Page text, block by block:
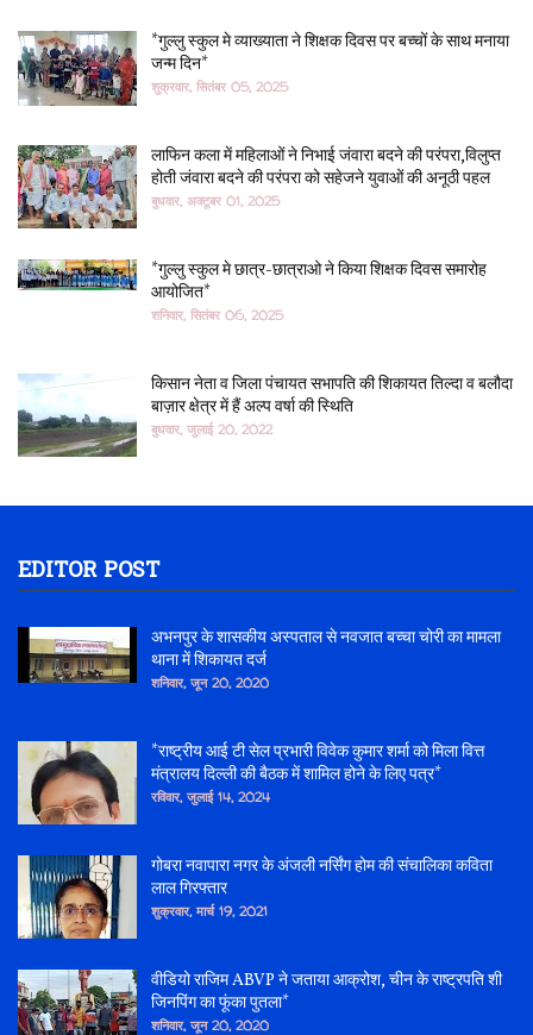
*गुल्लु स्कुल मे व्याख्याता ने शिक्षक दिवस पर बच्चों के साथ मनाया
जन्म दिन*
शुक्रवार, सितंबर 05, 2025
लाफिन कला में महिलाओं ने निभाई जंवारा बदने की परंपरा,विलुप्त
होती जंवारा बदने की परंपरा को सहेजने युवाओं की अनूठी पहल
बुधवार, अक्टूबर 01, 2025
*गुल्लु स्कुल मे छात्र-छात्राओ ने किया शिक्षक दिवस समारोह
आयोजित*
शनिवार, सितंबर 06, 2025
किसान नेता व जिला पंचायत सभापति की शिकायत तिल्दा व बलौदा
बाज़ार क्षेत्र में हैं अल्प वर्षा की स्थिति
बुधवार, जुलाई 20, 2022
EDITOR POST
अभनपुर के शासकीय अस्पताल से नवजात बच्चा चोरी का मामला
थाना में शिकायत दर्ज
शनिवार, जून 20, 2020
*राष्ट्रीय आई टी सेल प्रभारी विवेक कुमार शर्मा को मिला वित्त
मंत्रालय दिल्ली की बैठक में शामिल होने के लिए पत्र*
रविवार, जुलाई 14, 2024
गोबरा नवापारा नगर के अंजली नर्सिंग होम की संचालिका कविता
लाल गिरफ्तार
शुक्रवार, मार्च 19, 2021
वीडियो राजिम ABVP ने जताया आक्रोश, चीन के राष्ट्रपति शी
जिनपिंग का फूंका पुतला*
शनिवार, जून 20, 2020